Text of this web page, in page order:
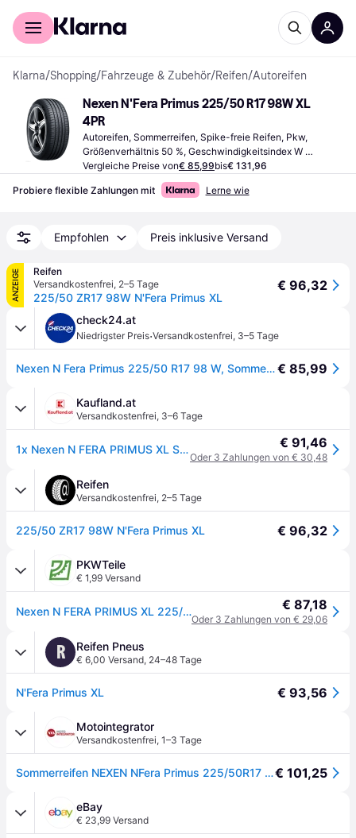
Für Shopper
Klarna/Shopping/Fahrzeuge & Zubehör/Reifen/Autoreifen
Nexen N'Fera Primus 225/50 R17 98W XL
4PR
Autoreifen, Sommerreifen, Spike-freie Reifen, Pkw,
Größenverhältnis 50 %, Geschwindigkeitsindex W
(270 km/h)
Vergleiche Preise von€ 85,99bis€ 131,96
Probiere flexible Zahlungen mit Lerne wie
Empfohlen Preis inklusive Versand
ANZEIGE
Reifen
Versandkostenfrei, 2–5 Tage
225/50 ZR17 98W N'Fera Primus XL
€ 96,32
check24.at
Niedrigster Preis·Versandkostenfrei, 3–5 Tage
Nexen N Fera Primus 225/50 R17 98 W, Sommerreifen€ 85,99
Kaufland.at
Versandkostenfrei, 3–6 Tage
1x Nexen N FERA PRIMUS XL Sommerreifen 225/50 R17 98W XL Reifen € 91,46
Oder 3 Zahlungen von € 30,48
Reifen
Versandkostenfrei, 2–5 Tage
225/50 ZR17 98W N'Fera Primus XL € 96,32
PKWTeile
€ 1,99 Versand
Nexen N FERA PRIMUS XL 225/50 R17 98W Reifen € 87,18
Oder 3 Zahlungen von € 29,06
R Reifen Pneus
€ 6,00 Versand, 24–48 Tage
N'Fera Primus XL € 93,56
Motointegrator
Versandkostenfrei, 1–3 Tage
Sommerreifen NEXEN NFera Primus 225/50R17 XL 98W€ 101,25
eBay
€ 23,99 Versand